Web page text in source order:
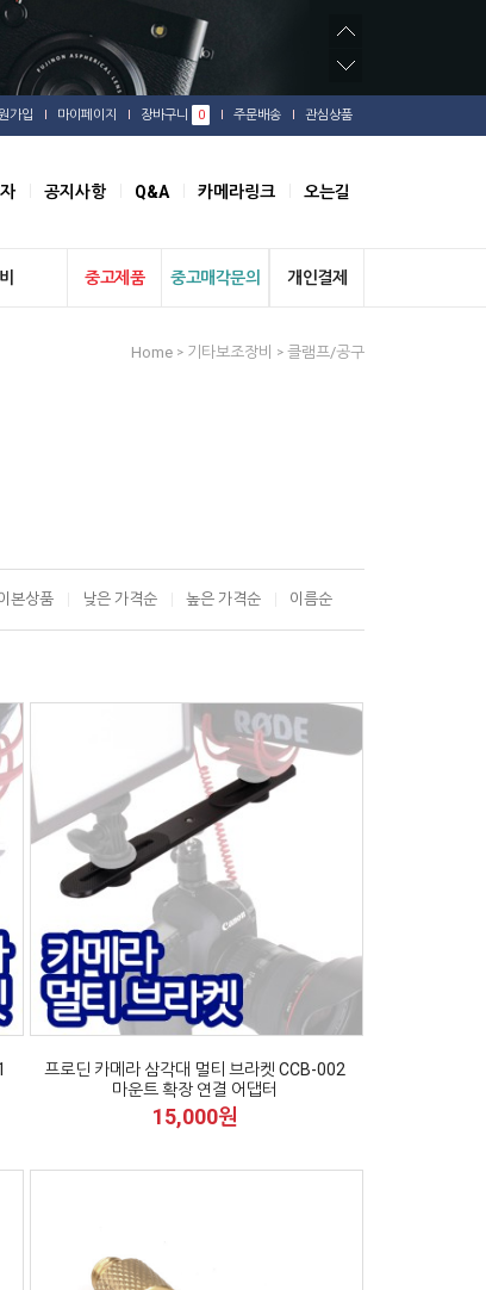
가입 마이페이지 장바구니 0 주문배송 관심상품
공지사항 Q&A 카메라링크 오는길
중고제품 중고매각문의 개인결제
Home > 기타보조장비 > 클램프/공구
본상품 낮은 가격순 높은 가격순 이름순
프로딘 카메라 삼각대 멀티 브라켓 CCB-002
마운트 확장 연결 어댑터
15,000원